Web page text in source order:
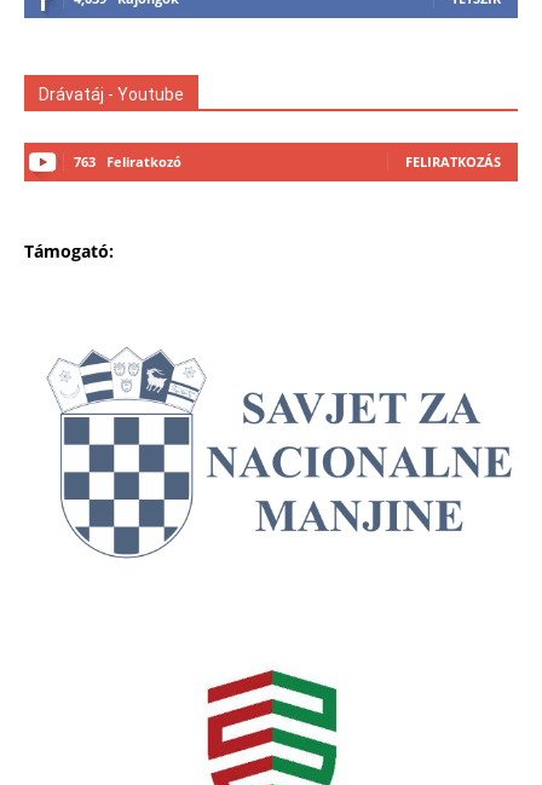
Drávatáj - Youtube
763 Feliratkozó FELIRATKOZÁS
Támogató: